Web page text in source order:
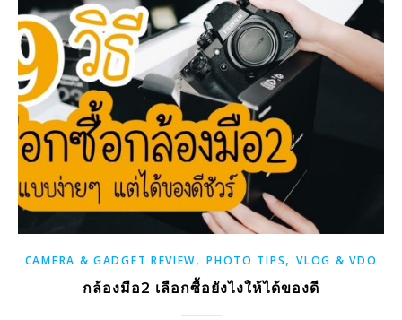
CAMERA & GADGET REVIEW,PHOTO TIPS,VLOG & VDO
กล้องมือ2 เลือกซื้อยังไงให้ได้ของดี